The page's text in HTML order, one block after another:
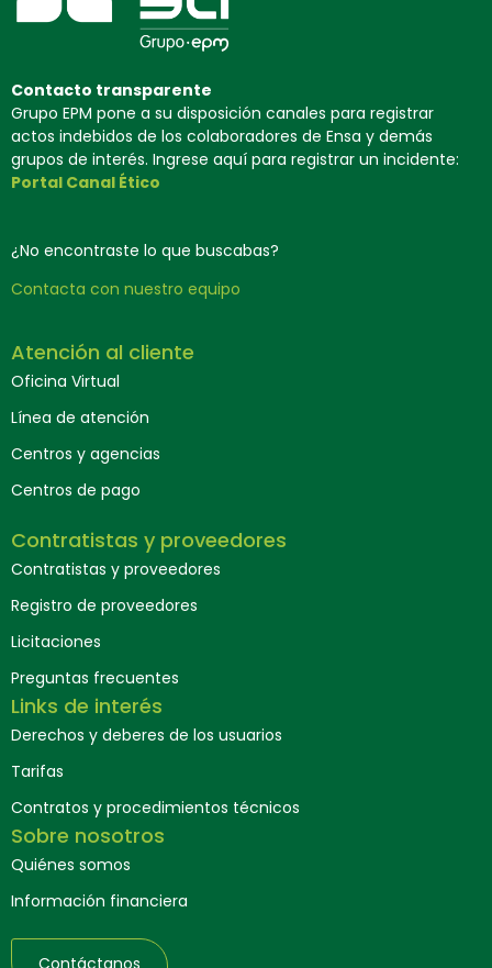
Contacto transparente
Grupo EPM pone a su disposición canales para registrar
actos indebidos de los colaboradores de Ensa y demás
grupos de interés. Ingrese aquí para registrar un incidente:
Portal Canal Ético
¿No encontraste lo que buscabas?
Contacta con nuestro equipo
Atención al cliente
Oficina Virtual
Línea de atención
Centros y agencias
Centros de pago
Contratistas y proveedores
Contratistas y proveedores
Registro de proveedores
Licitaciones
Preguntas frecuentes
Links de interés
Derechos y deberes de los usuarios
Tarifas
Contratos y procedimientos técnicos
Sobre nosotros
Quiénes somos
Información financiera
Contáctanos